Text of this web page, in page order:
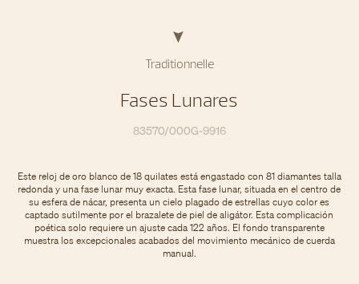
Traditionnelle
Fases Lunares
83570/000G-9916
Este reloj de oro blanco de 18 quilates está engastado con 81 diamantes talla
redonda y una fase lunar muy exacta. Esta fase lunar, situada en el centro de
su esfera de nácar, presenta un cielo plagado de estrellas cuyo color es
captado sutilmente por el brazalete de piel de aligátor. Esta complicación
poética solo requiere un ajuste cada 122 años. El fondo transparente
muestra los excepcionales acabados del movimiento mecánico de cuerda
manual.